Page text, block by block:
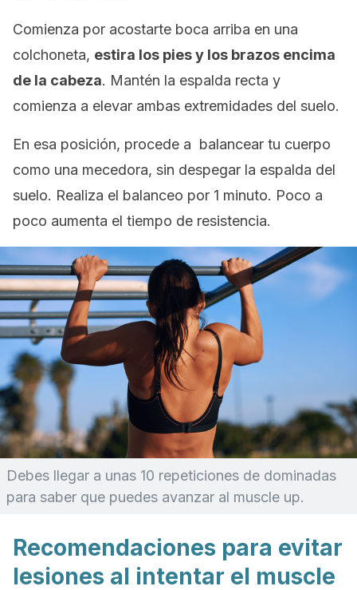
Comienza por acostarte boca arriba en una
colchoneta, estira los pies y los brazos encima
de la cabeza. Mantén la espalda recta y
comienza a elevar ambas extremidades del suelo.
En esa posición, procede a balancear tu cuerpo
como una mecedora, sin despegar la espalda del
suelo. Realiza el balanceo por 1 minuto. Poco a
poco aumenta el tiempo de resistencia.
Debes llegar a unas 10 repeticiones de dominadas
para saber que puedes avanzar al muscle up.
Recomendaciones para evitar
lesiones al intentar el muscle